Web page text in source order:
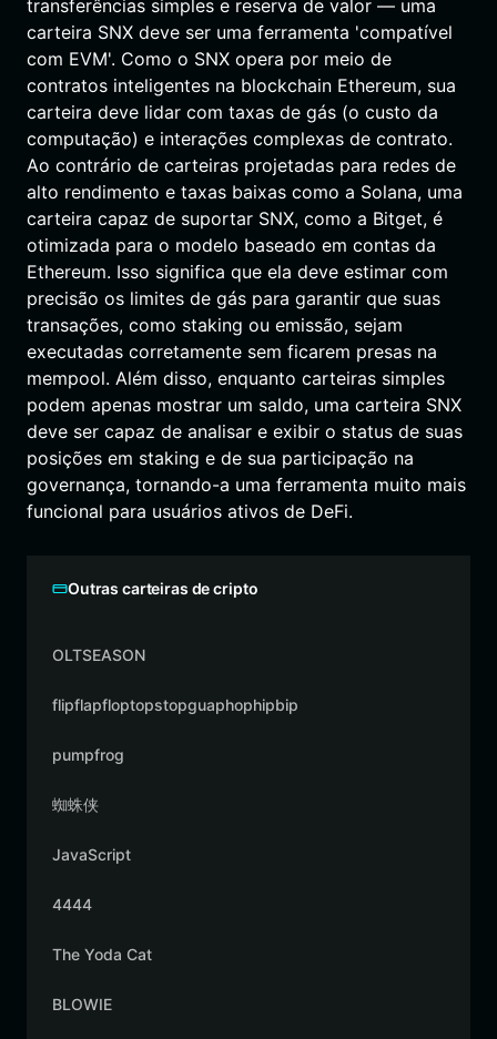
transferências simples e reserva de valor — uma
carteira SNX deve ser uma ferramenta 'compatível
com EVM'. Como o SNX opera por meio de
contratos inteligentes na blockchain Ethereum, sua
carteira deve lidar com taxas de gás (o custo da
computação) e interações complexas de contrato.
Ao contrário de carteiras projetadas para redes de
alto rendimento e taxas baixas como a Solana, uma
carteira capaz de suportar SNX, como a Bitget, é
otimizada para o modelo baseado em contas da
Ethereum. Isso significa que ela deve estimar com
precisão os limites de gás para garantir que suas
transações, como staking ou emissão, sejam
executadas corretamente sem ficarem presas na
mempool. Além disso, enquanto carteiras simples
podem apenas mostrar um saldo, uma carteira SNX
deve ser capaz de analisar e exibir o status de suas
posições em staking e de sua participação na
governança, tornando-a uma ferramenta muito mais
funcional para usuários ativos de DeFi.
Outras carteiras de cripto
OLTSEASON
flipflapfloptopstopguaphophipbip
pumpfrog
蜘蛛侠
JavaScript
4444
The Yoda Cat
BLOWIE